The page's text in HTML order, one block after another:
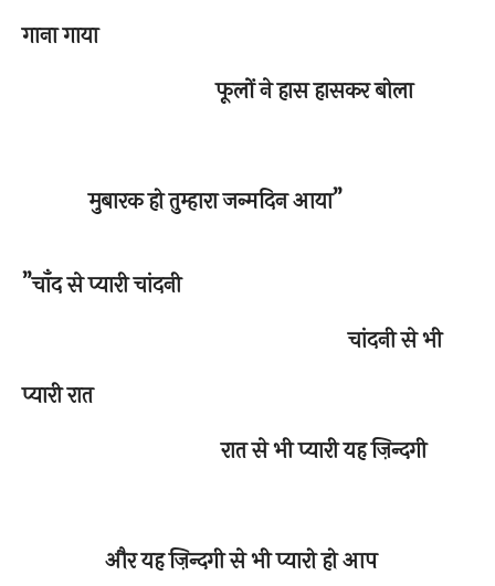
गाना गाया
फूलों ने हास हासकर बोला
मुबारक हो तुम्हारा जन्मदिन आया”
”चाँद से प्यारी चांदनी
चांदनी से भी
प्यारी रात
रात से भी प्यारी यह ज़िन्दगी
और यह ज़िन्दगी से भी प्यारो हो आप